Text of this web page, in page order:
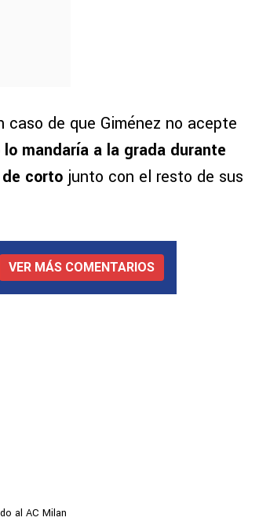
caso de que Giménez no acepte
mandaría a la grada durante
corto junto con el resto de sus
VER MÁS COMENTARIOS
al AC Milan